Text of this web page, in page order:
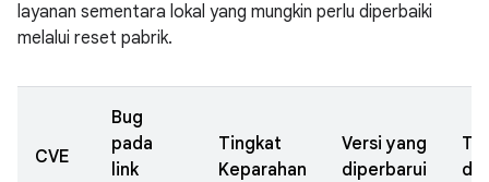
layanan sementara lokal yang mungkin perlu diperbaiki
melalui reset pabrik.
CVE
Bug
pada
link
Tingkat
Keparahan
Versi yang
diperbarui